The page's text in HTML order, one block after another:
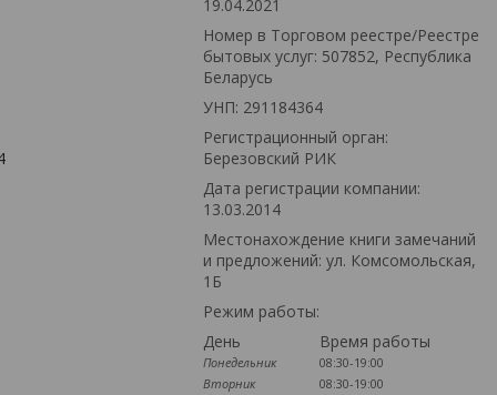
19.04.2021
Номер в Торговом реестре/Реестре
бытовых услуг: 507852, Республика
Беларусь
УНП: 291184364
Регистрационный орган:
Березовский РИК
Дата регистрации компании:
13.03.2014
Местонахождение книги замечаний
и предложений: ул. Комсомольская,
1Б
Режим работы:
День
Время работы
Понедельник
08:30-19:00
Вторник
08:30-19:00